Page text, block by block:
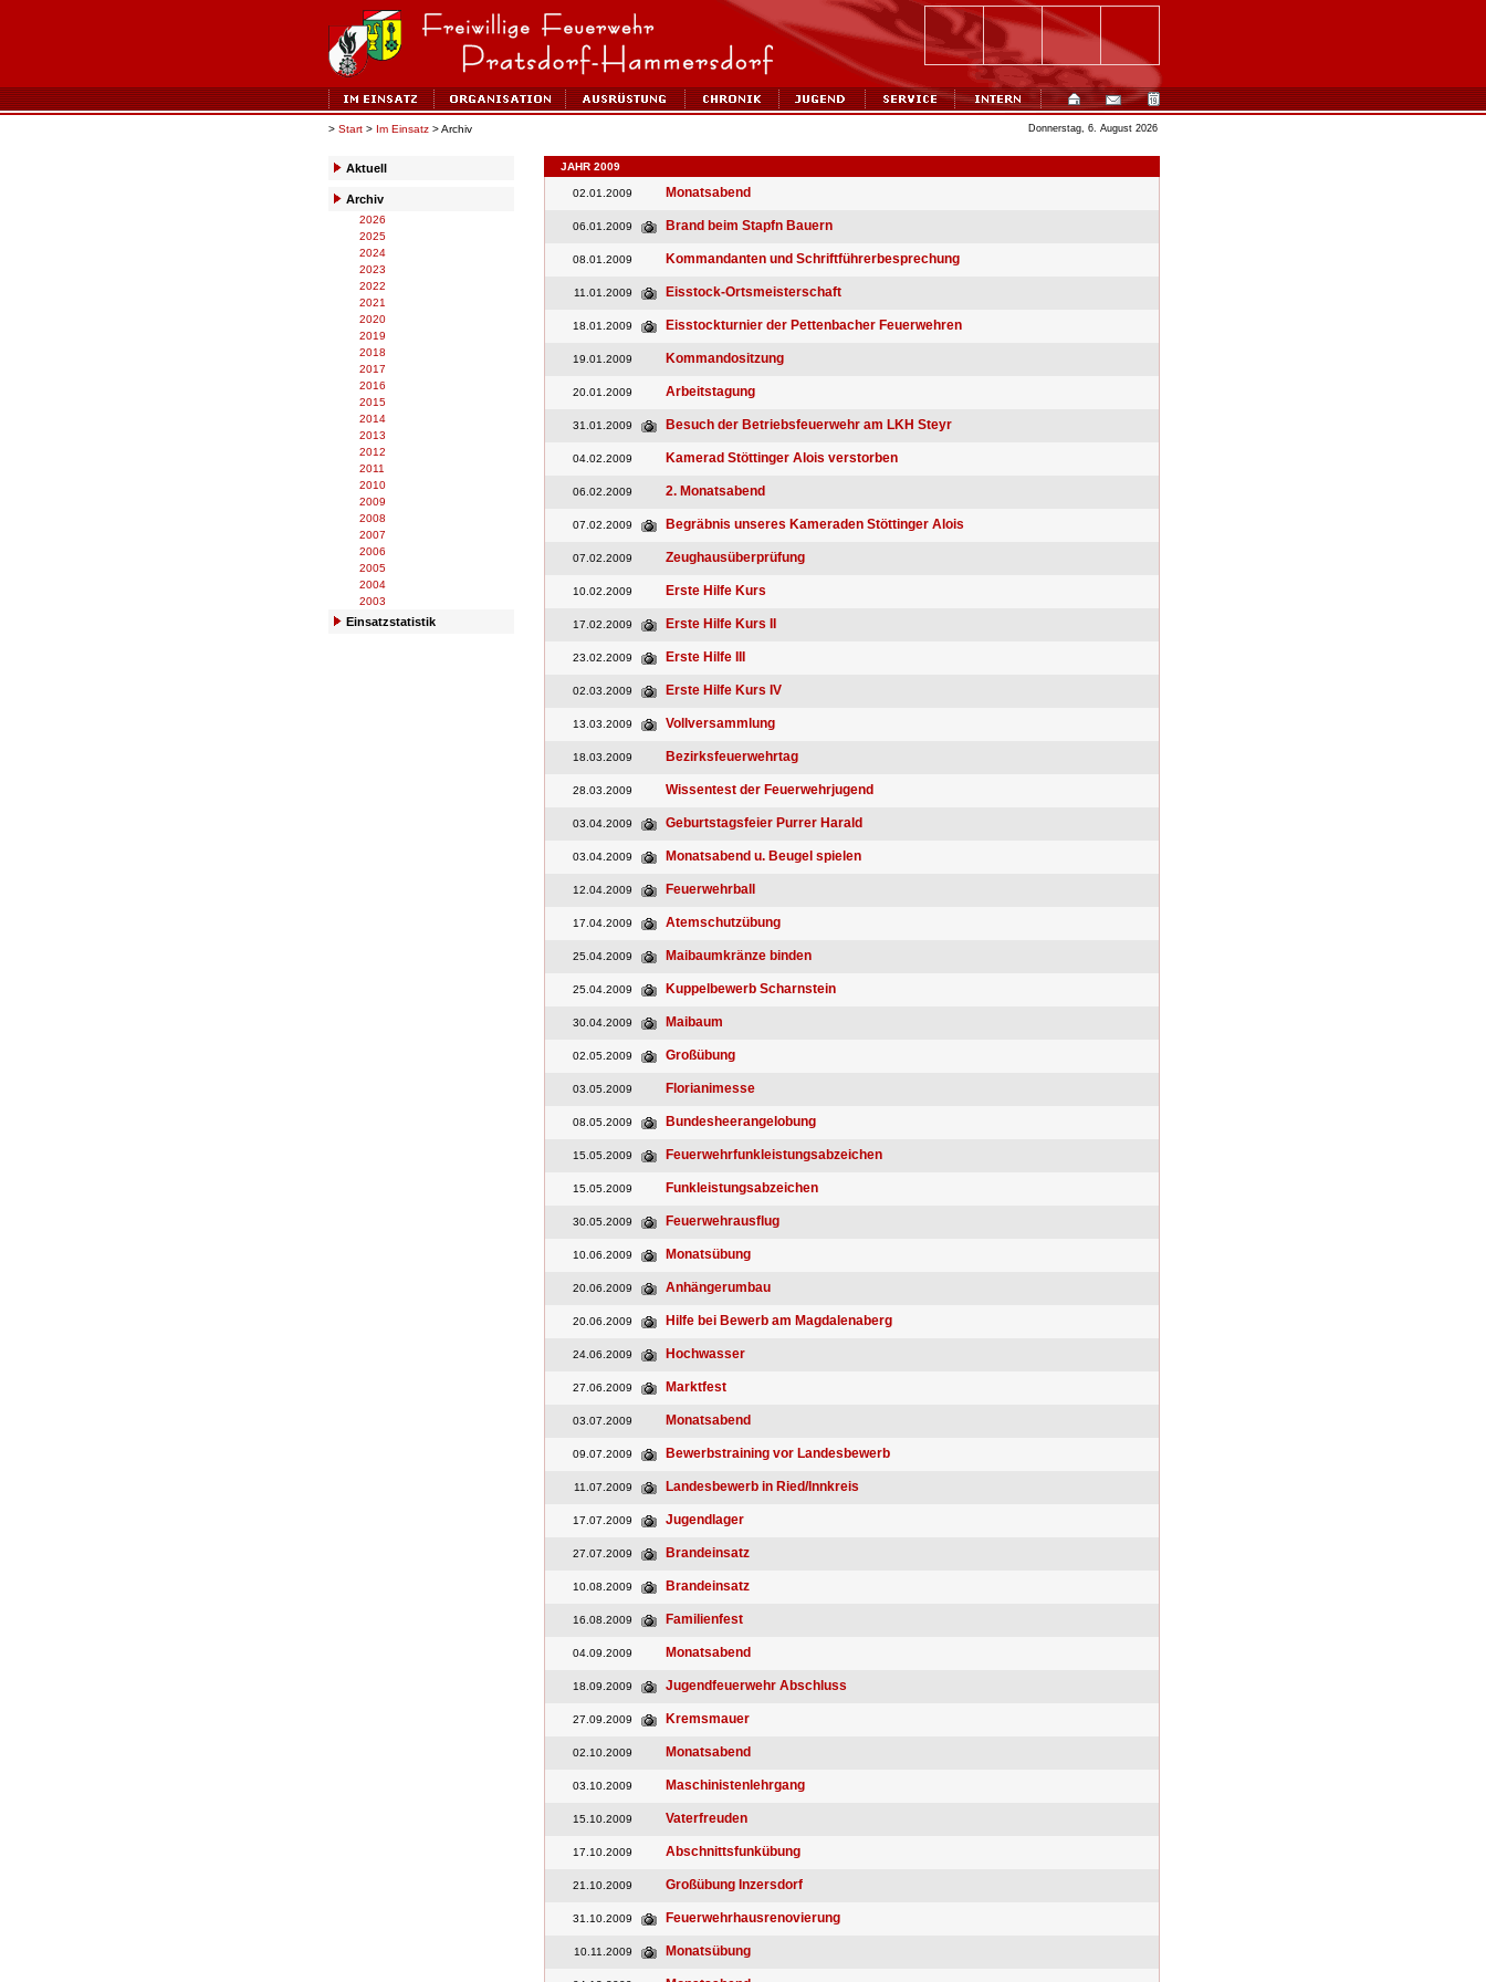
> Start > Im Einsatz > Archiv Donnerstag, 6. August 2026
Aktuell
Archiv
2026
2025
2024
2023
2022
2021
2020
2019
2018
2017
2016
2015
2014
2013
2012
2011
2010
2009
2008
2007
2006
2005
2004
2003
Einsatzstatistik
JAHR 2009
02.01.2009 Monatsabend
06.01.2009 Brand beim Stapfn Bauern
08.01.2009 Kommandanten und Schriftführerbesprechung
11.01.2009 Eisstock-Ortsmeisterschaft
18.01.2009 Eisstockturnier der Pettenbacher Feuerwehren
19.01.2009 Kommandositzung
20.01.2009 Arbeitstagung
31.01.2009 Besuch der Betriebsfeuerwehr am LKH Steyr
04.02.2009 Kamerad Stöttinger Alois verstorben
06.02.2009 2. Monatsabend
07.02.2009 Begräbnis unseres Kameraden Stöttinger Alois
07.02.2009 Zeughausüberprüfung
10.02.2009 Erste Hilfe Kurs
17.02.2009 Erste Hilfe Kurs II
23.02.2009 Erste Hilfe III
02.03.2009 Erste Hilfe Kurs IV
13.03.2009 Vollversammlung
18.03.2009 Bezirksfeuerwehrtag
28.03.2009 Wissentest der Feuerwehrjugend
03.04.2009 Geburtstagsfeier Purrer Harald
03.04.2009 Monatsabend u. Beugel spielen
12.04.2009 Feuerwehrball
17.04.2009 Atemschutzübung
25.04.2009 Maibaumkränze binden
25.04.2009 Kuppelbewerb Scharnstein
30.04.2009 Maibaum
02.05.2009 Großübung
03.05.2009 Florianimesse
08.05.2009 Bundesheerangelobung
15.05.2009 Feuerwehrfunkleistungsabzeichen
15.05.2009 Funkleistungsabzeichen
30.05.2009 Feuerwehrausflug
10.06.2009 Monatsübung
20.06.2009 Anhängerumbau
20.06.2009 Hilfe bei Bewerb am Magdalenaberg
24.06.2009 Hochwasser
27.06.2009 Marktfest
03.07.2009 Monatsabend
09.07.2009 Bewerbstraining vor Landesbewerb
11.07.2009 Landesbewerb in Ried/Innkreis
17.07.2009 Jugendlager
27.07.2009 Brandeinsatz
10.08.2009 Brandeinsatz
16.08.2009 Familienfest
04.09.2009 Monatsabend
18.09.2009 Jugendfeuerwehr Abschluss
27.09.2009 Kremsmauer
02.10.2009 Monatsabend
03.10.2009 Maschinistenlehrgang
15.10.2009 Vaterfreuden
17.10.2009 Abschnittsfunkübung
21.10.2009 Großübung Inzersdorf
31.10.2009 Feuerwehrhausrenovierung
10.11.2009 Monatsübung